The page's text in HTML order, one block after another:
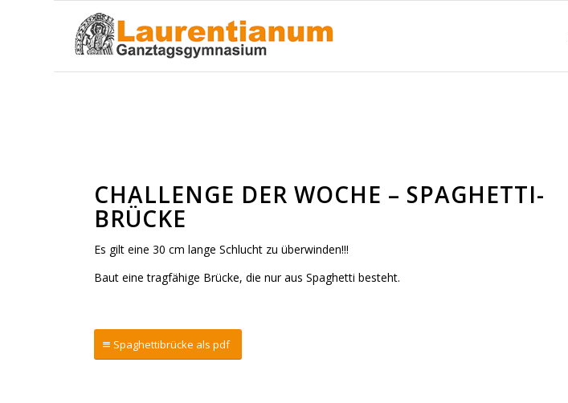
CHALLENGE DER WOCHE – SPAGHETTI-
BRÜCKE
Es gilt eine 30 cm lange Schlucht zu überwinden!!!
Baut eine tragfähige Brücke, die nur aus Spaghetti besteht.
Spaghettibrücke als pdf